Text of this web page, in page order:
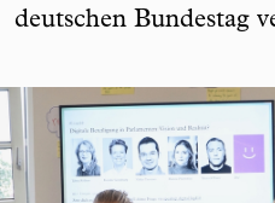
deutschen Bundestag